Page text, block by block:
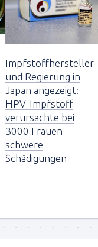
Impfstoffhersteller
und Regierung in
Japan angezeigt:
HPV-Impfstoff
verursachte bei
3000 Frauen
schwere
Schädigungen